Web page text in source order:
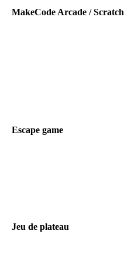
MakeCode Arcade / Scratch
Escape game
Jeu de plateau